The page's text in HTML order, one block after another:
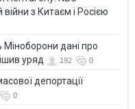
з Китаєм і Росією
дані про
уряд
192 0
депортації
0